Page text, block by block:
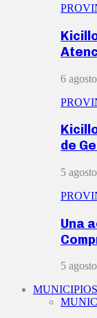
6
de
5
Una
5
MUNICIPIOS